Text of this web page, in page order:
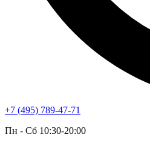
+7 (495) 789-47-71
Пн - Cб 10:30-20:00